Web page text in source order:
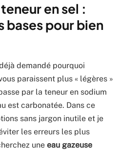
en sel :
bases pour bien
demandé pourquoi
paraissent plus « légères »
par la teneur en sodium
est carbonatée. Dans ce
sans jargon inutile et je
les erreurs les plus
une eau gazeuse